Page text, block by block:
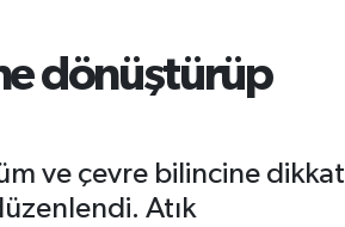
dönüştürüp
ve çevre bilincine dikkat
Atık